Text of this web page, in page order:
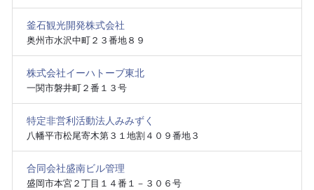
釜石観光開発株式会社
奥州市水沢中町２３番地８９
株式会社イーハトーブ東北
一関市磐井町２番１３号
特定非営利活動法人みみずく
八幡平市松尾寄木第３１地割４０９番地３
合同会社盛南ビル管理
盛岡市本宮２丁目１４番１－３０６号